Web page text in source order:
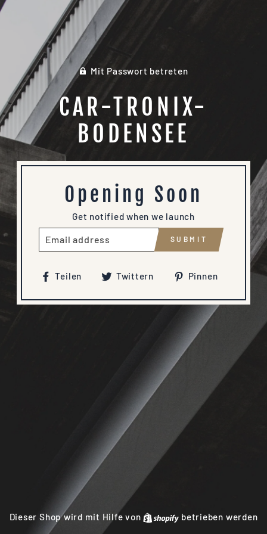
Mit Passwort betreten
CAR-TRONIX-
BODENSEE
Opening Soon
Get notified when we launch
MAIL
SUBMIT
Teilen
Auf
teilen
Twittern
Auf
twittern
Pinnen
pinnen
Dieser Shop wird mit Hilfe von Shopify
betrieben werden